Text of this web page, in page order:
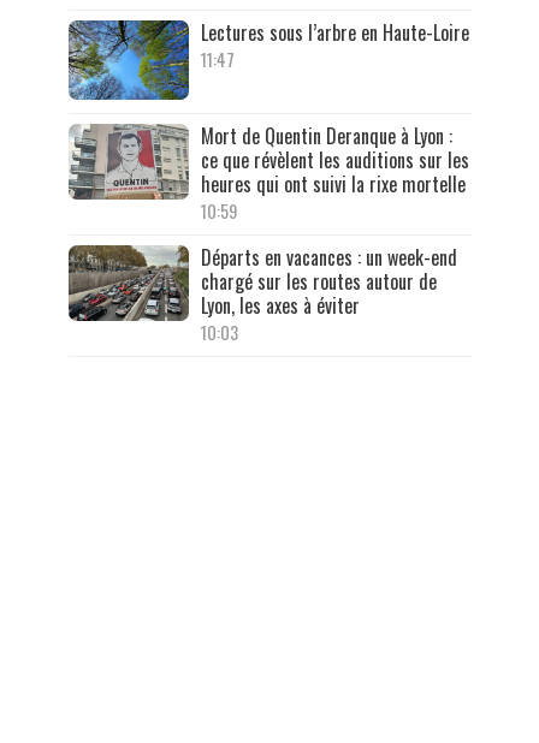
Lectures sous l’arbre en Haute-Loire
11:47
Mort de Quentin Deranque à Lyon :
ce que révèlent les auditions sur les
heures qui ont suivi la rixe mortelle
10:59
Départs en vacances : un week-end
chargé sur les routes autour de
Lyon, les axes à éviter
10:03